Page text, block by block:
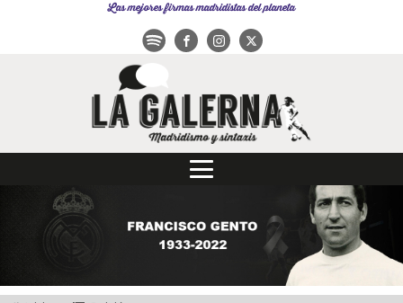
Las mejores firmas madridistas del planeta